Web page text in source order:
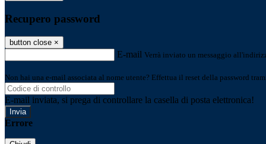
Recupero password
button close ×
E-mail Verrà inviato un messaggio
Non hai una e-mail associata al nome utente? Effettua il reset della password
E-mail inviata, si prega di controllare la casella di posta elettronica!
Errore